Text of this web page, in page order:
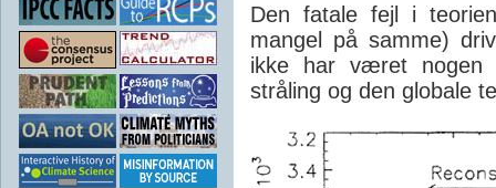
Den fatale fejl i
mangel på samme)
ikke har været nogen
stråling og den globale